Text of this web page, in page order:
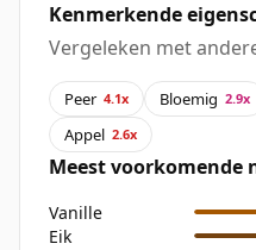
Kenmerkende
Vergeleken met
Peer 4.1x Bloemig 2.9x
Appel 2.6x
Meest voorkomende
Vanille
Eik